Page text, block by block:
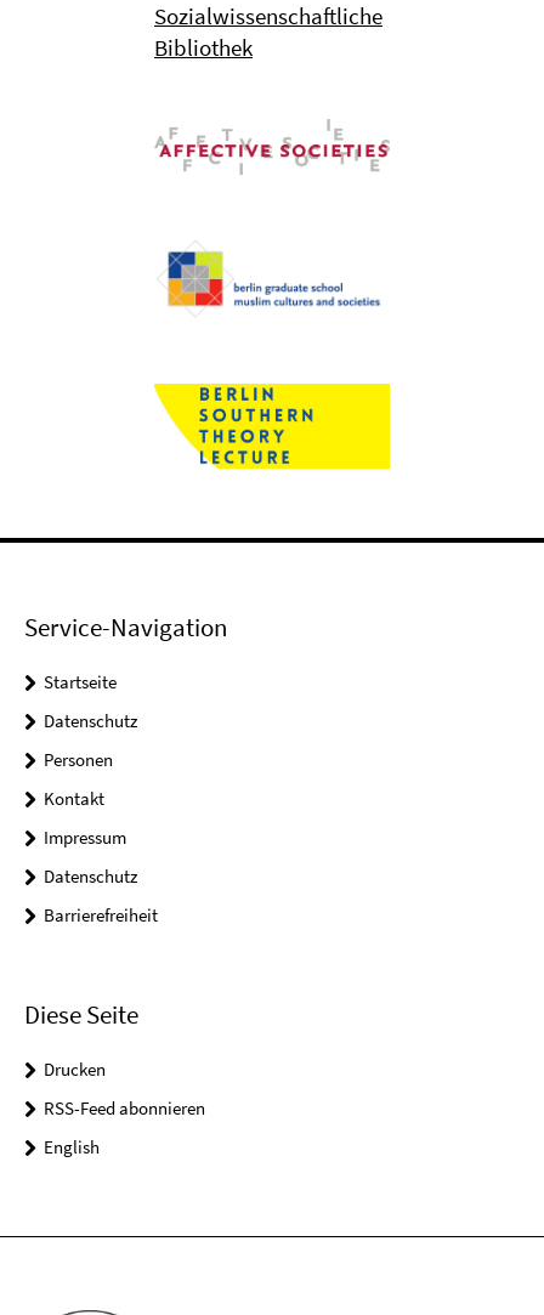
Sozialwissenschaftliche
Bibliothek
Service-Navigation
Startseite
Datenschutz
Personen
Kontakt
Impressum
Datenschutz
Barrierefreiheit
Diese Seite
Drucken
RSS-Feed abonnieren
English